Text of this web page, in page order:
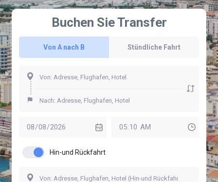
Buchen Sie Transfer
Von A nach B Stündliche Fahrt
Hin-und Rückfahrt